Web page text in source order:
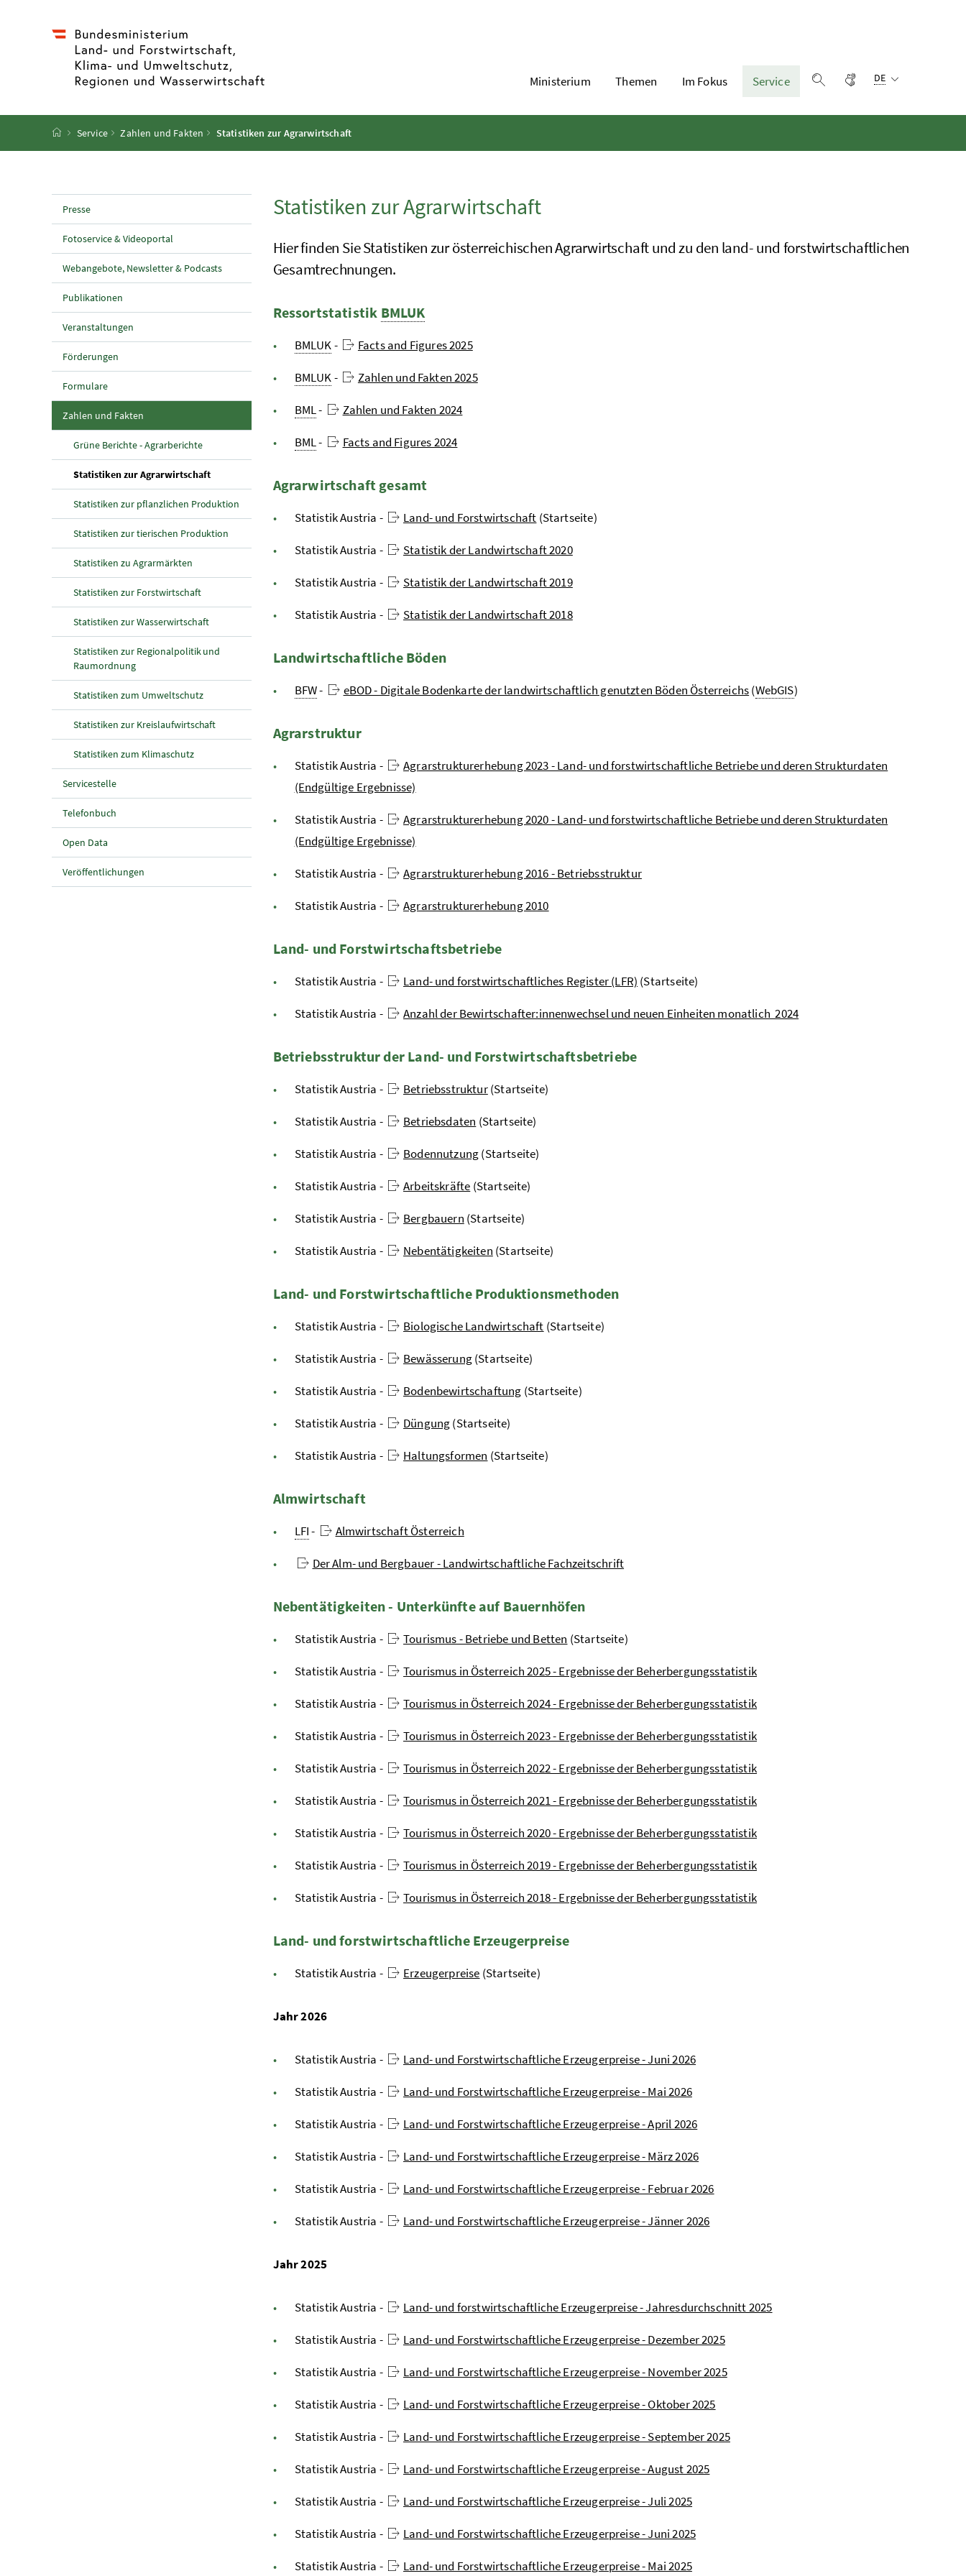
Ministerium Themen Im Fokus
Service
Gebärdensprache
DE
Startseite
Service Zahlen und Fakten Statistiken zur Agrarwirtschaft
Presse
Fotoservice & Videoportal
Webangebote, Newsletter & Podcasts
Publikationen
Veranstaltungen
Förderungen
Formulare
Zahlen und Fakten(aktuelle Seite)
Grüne Berichte - Agrarberichte
Statistiken zur Agrarwirtschaft(aktuelle Seite)
Statistiken zur pflanzlichen Produktion
Statistiken zur tierischen Produktion
Statistiken zu Agrarmärkten
Statistiken zur Forstwirtschaft
Statistiken zur Wasserwirtschaft
Statistiken zur Regionalpolitik und
Raumordnung
Statistiken zum Umweltschutz
Statistiken zur Kreislaufwirtschaft
Statistiken zum Klimaschutz
Servicestelle
Telefonbuch
Open Data
Veröffentlichungen
Statistiken zur Agrarwirtschaft
Hier finden Sie Statistiken zur österreichischen Agrarwirtschaft und zu den land- und forstwirtschaftlichen
Gesamtrechnungen.
Ressortstatistik BMLUK
BMLUK- Facts and Figures 2025
BMLUK- Zahlen und Fakten 2025
BML- Zahlen und Fakten 2024
BML- Facts and Figures 2024
Agrarwirtschaft gesamt
Statistik Austria - Land- und Forstwirtschaft (Startseite)
Statistik Austria - Statistik der Landwirtschaft 2020
Statistik Austria - Statistik der Landwirtschaft 2019
Statistik Austria - Statistik der Landwirtschaft 2018
Landwirtschaftliche Böden
BFW- eBOD - Digitale Bodenkarte der landwirtschaftlich genutzten Böden Österreichs(WebGIS)
Agrarstruktur
Statistik Austria -
Agrarstrukturerhebung 2023 - Land- und forstwirtschaftliche Betriebe und deren Strukturdaten
(Endgültige Ergebnisse)
Statistik Austria -
Agrarstrukturerhebung 2020 - Land- und forstwirtschaftliche Betriebe und deren Strukturdaten
(Endgültige Ergebnisse)
Statistik Austria - Agrarstrukturerhebung 2016 - Betriebsstruktur
Statistik Austria - Agrarstrukturerhebung 2010
Land- und Forstwirtschaftsbetriebe
Statistik Austria - Land- und forstwirtschaftliches Register (LFR) (Startseite)
Statistik Austria - Anzahl der Bewirtschafter:innenwechsel und neuen Einheiten monatlich 2024
Betriebsstruktur der Land- und Forstwirtschaftsbetriebe
Statistik Austria - Betriebsstruktur(Startseite)
Statistik Austria - Betriebsdaten (Startseite)
Statistik Austria - Bodennutzung(Startseite)
Statistik Austria - Arbeitskräfte (Startseite)
Statistik Austria - Bergbauern (Startseite)
Statistik Austria - Nebentätigkeiten (Startseite)
Land- und Forstwirtschaftliche Produktionsmethoden
Statistik Austria - Biologische Landwirtschaft (Startseite)
Statistik Austria - Bewässerung(Startseite)
Statistik Austria - Bodenbewirtschaftung (Startseite)
Statistik Austria - Düngung(Startseite)
Statistik Austria - Haltungsformen (Startseite)
Almwirtschaft
LFI- Almwirtschaft Österreich
Der Alm- und Bergbauer - Landwirtschaftliche Fachzeitschrift
Nebentätigkeiten - Unterkünfte auf Bauernhöfen
Statistik Austria - Tourismus - Betriebe und Betten (Startseite)
Statistik Austria - Tourismus in Österreich 2025 - Ergebnisse der Beherbergungsstatistik
Statistik Austria - Tourismus in Österreich 2024 - Ergebnisse der Beherbergungsstatistik
Statistik Austria - Tourismus in Österreich 2023 - Ergebnisse der Beherbergungsstatistik
Statistik Austria - Tourismus in Österreich 2022 - Ergebnisse der Beherbergungsstatistik
Statistik Austria - Tourismus in Österreich 2021 - Ergebnisse der Beherbergungsstatistik
Statistik Austria - Tourismus in Österreich 2020 - Ergebnisse der Beherbergungsstatistik
Statistik Austria - Tourismus in Österreich 2019 - Ergebnisse der Beherbergungsstatistik
Statistik Austria - Tourismus in Österreich 2018 - Ergebnisse der Beherbergungsstatistik
Land- und forstwirtschaftliche Erzeugerpreise
Statistik Austria - Erzeugerpreise (Startseite)
Jahr 2026
Statistik Austria - Land- und Forstwirtschaftliche Erzeugerpreise - Juni 2026
Statistik Austria - Land- und Forstwirtschaftliche Erzeugerpreise - Mai 2026
Statistik Austria - Land- und Forstwirtschaftliche Erzeugerpreise - April 2026
Statistik Austria - Land- und Forstwirtschaftliche Erzeugerpreise - März 2026
Statistik Austria - Land- und Forstwirtschaftliche Erzeugerpreise - Februar 2026
Statistik Austria - Land- und Forstwirtschaftliche Erzeugerpreise - Jänner 2026
Jahr 2025
Statistik Austria - Land- und forstwirtschaftliche Erzeugerpreise - Jahresdurchschnitt 2025
Statistik Austria - Land- und Forstwirtschaftliche Erzeugerpreise - Dezember 2025
Statistik Austria - Land- und Forstwirtschaftliche Erzeugerpreise - November 2025
Statistik Austria - Land- und Forstwirtschaftliche Erzeugerpreise - Oktober 2025
Statistik Austria - Land- und Forstwirtschaftliche Erzeugerpreise - September 2025
Statistik Austria - Land- und Forstwirtschaftliche Erzeugerpreise - August 2025
Statistik Austria - Land- und Forstwirtschaftliche Erzeugerpreise - Juli 2025
Statistik Austria - Land- und Forstwirtschaftliche Erzeugerpreise - Juni 2025
Statistik Austria - Land- und Forstwirtschaftliche Erzeugerpreise - Mai 2025